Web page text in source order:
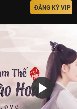
ĐĂNG KÝ VIP